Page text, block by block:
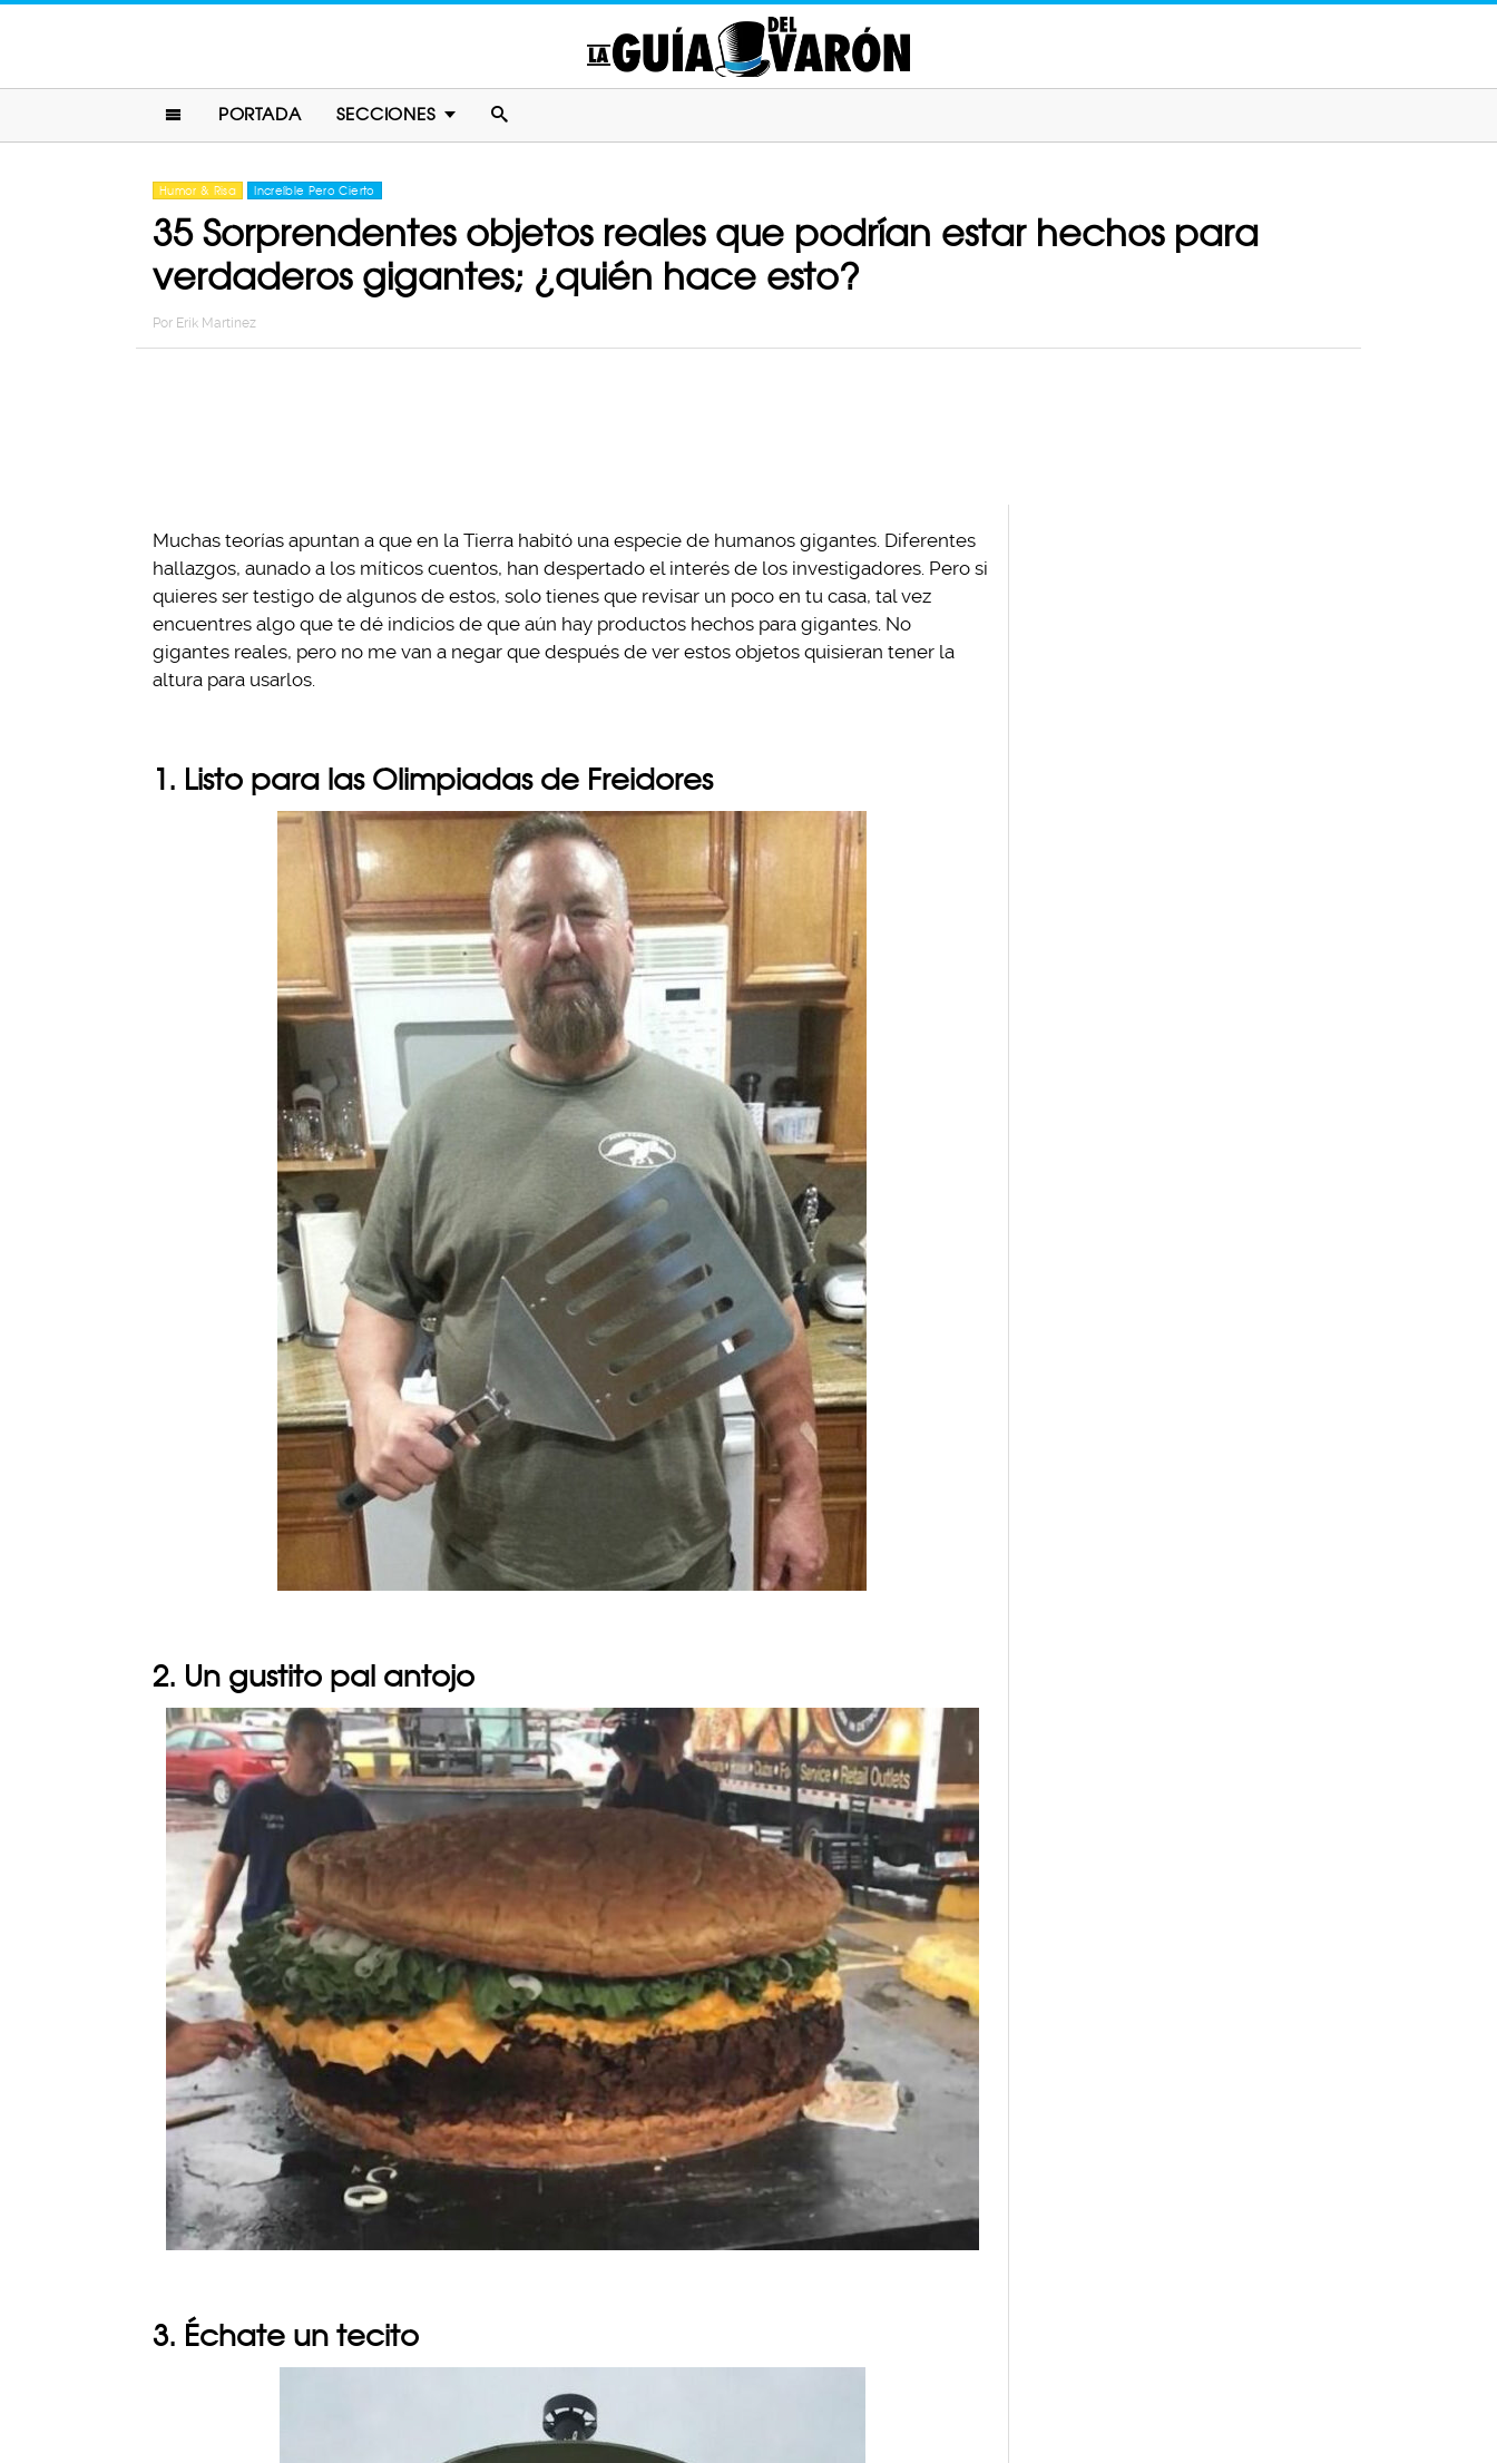
PORTADA SECCIONES
Humor & Risa Increíble Pero Cierto
35 Sorprendentes objetos reales que podrían estar hechos para
verdaderos gigantes; ¿quién hace esto?
Por Erik Martinez
Muchas teorías apuntan a que en la Tierra habitó una especie de humanos gigantes. Diferentes
hallazgos, aunado a los míticos cuentos, han despertado el interés de los investigadores. Pero si
quieres ser testigo de algunos de estos, solo tienes que revisar un poco en tu casa, tal vez
encuentres algo que te dé indicios de que aún hay productos hechos para gigantes. No
gigantes reales, pero no me van a negar que después de ver estos objetos quisieran tener la
altura para usarlos.
1. Listo para las Olimpiadas de Freidores
2. Un gustito pal antojo
3. Échate un tecito